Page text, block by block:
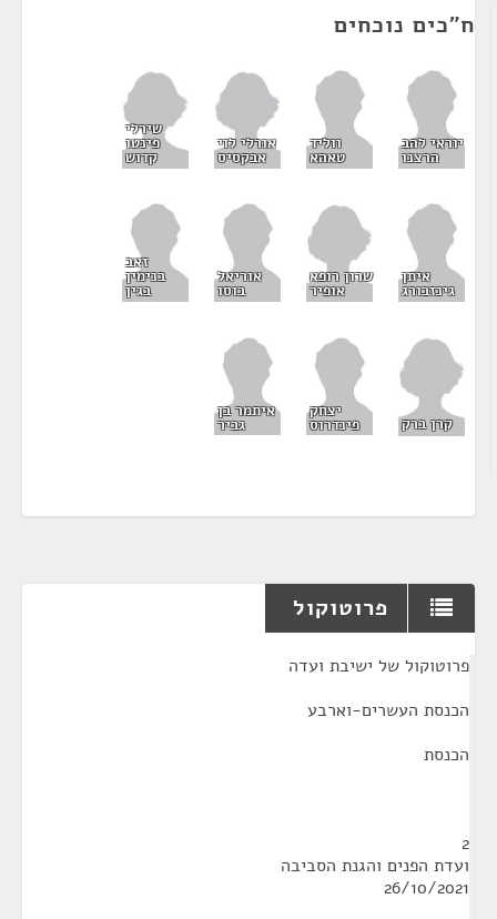
ח"כים נוכחים
יוראי להב
הרצנו
ווליד
טאהא
אורלי לוי
אבקסיס
שירלי
פינטו
קדוש
איתן
גינזבורג
שרון רופא
אופיר
אוריאל
בוסו
זאב
בנימין
בגין
קרן ברק
יצחק
פינדרוס
איתמר בן
גביר
פרוטוקול
פרוטוקול של ישיבת ועדה
הכנסת העשרים-וארבע
הכנסת
2
ועדת הפנים והגנת הסביבה
26/10/2021